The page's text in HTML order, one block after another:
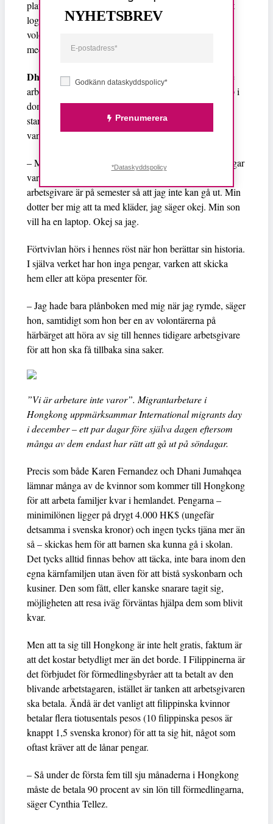
platserna på Bethune House räcker knappast till för att
logera alla de kvinnor som söker hjälp där. Och de
volontärer som arbetar på härbärget hinner inte heller
med alla rättsliga fall som ska drivas.
Dhani Jumahqea
har fått hjälp att anmäla sin tidigare
arbetsgivare och nu väntar hon på att fallet ska tas upp i
domstol. (En person som har ett pågående rättsfall får
stanna i Hongkong längre än de två veckor som
vanligtvis gäller.
– Min familj tror att jag arbetar fortfarande. När de frågar
varför jag inte skickar några pengar säger jag att min
arbetsgivare är på semester så att jag inte kan gå ut. Min
dotter ber mig att ta med kläder, jag säger okej. Min son
vill ha en laptop. Okej sa jag.
Förtvivlan hörs i hennes röst när hon berättar sin historia.
I själva verket har hon inga pengar, varken att skicka
hem eller att köpa presenter för.
– Jag hade bara plånboken med mig när jag rymde, säger
hon, samtidigt som hon ber en av volontärerna på
härbärget att höra av sig till hennes tidigare arbetsgivare
för att hon ska få tillbaka sina saker.
”Vi är arbetare inte varor”. Migrantarbetare i
Hongkong uppmärksammar International migrants day
i december – ett par dagar före själva dagen eftersom
många av dem endast har rätt att gå ut på söndagar.
Precis som både Karen Fernandez och Dhani Jumahqea
lämnar många av de kvinnor som kommer till Hongkong
för att arbeta familjer kvar i hemlandet. Pengarna –
minimilönen ligger på drygt 4.000 HK$ (ungefär
detsamma i svenska kronor) och ingen tycks tjäna mer än
så – skickas hem för att barnen ska kunna gå i skolan.
Det tycks alltid finnas behov att täcka, inte bara inom den
egna kärnfamiljen utan även för att bistå syskonbarn och
kusiner. Den som fått, eller kanske snarare tagit sig,
möjligheten att resa iväg förväntas hjälpa dem som blivit
kvar.
Men att ta sig till Hongkong är inte helt gratis, faktum är
att det kostar betydligt mer än det borde. I Filippinerna är
det förbjudet för förmedlingsbyråer att ta betalt av den
blivande arbetstagaren, istället är tanken att arbetsgivaren
ska betala. Ändå är det vanligt att filippinska kvinnor
betalar flera tiotusentals pesos (10 filippinska pesos är
knappt 1,5 svenska kronor) för att ta sig hit, något som
oftast kräver att de lånar pengar.
– Så under de första fem till sju månaderna i Hongkong
måste de betala 90 procent av sin lön till förmedlingarna,
säger Cynthia Tellez.
Godkänn dataskyddspolicy*
Prenumerera
NYHETSBREV
*Dataskyddspolicy